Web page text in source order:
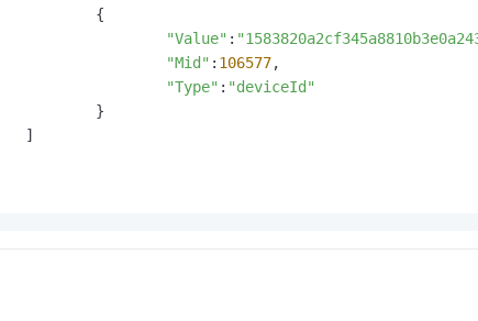
"Value" :
"Mid" : 106577,
"Type" : "deviceId"